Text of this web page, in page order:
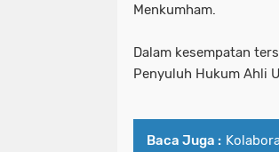
Menkumham.
Dalam kesempatan
Penyuluh Hukum Ahli
Baca Juga :